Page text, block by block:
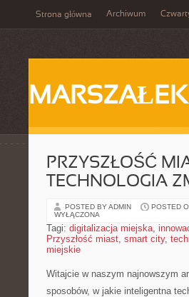
Strona główna Archiwum
MARSZAŁEK
PRZYSZŁOŚĆ
TECHNOLOGIA
POSTED BY ADMIN POSTED
WYŁĄCZONA
Tagi: digitalizacja miejska,
Przyszłość miast, smart city,
miejskie
Witajcie w​ naszym⁤ najnowszym
sposobów,⁤ w jakie inteligentna⁣